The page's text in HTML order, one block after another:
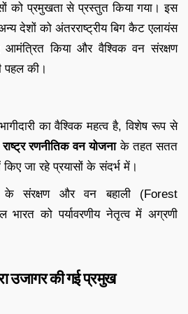
को प्रमुखता से प्रस्तुत किया गया। इस
देशों को अंतरराष्ट्रीय बिग कैट एलायंस
किया और वैश्विक वन संरक्षण
पहल की।
का वैश्विक महत्व है, विशेष रूप से
रणनीतिक वन योजनाके तहत सतत
किए जा रहे प्रयासों के संदर्भ में।
के संरक्षण और वन बहाली (Forest
को पर्यावरणीय नेतृत्व में अग्रणी
उजागर की गई प्रमुख